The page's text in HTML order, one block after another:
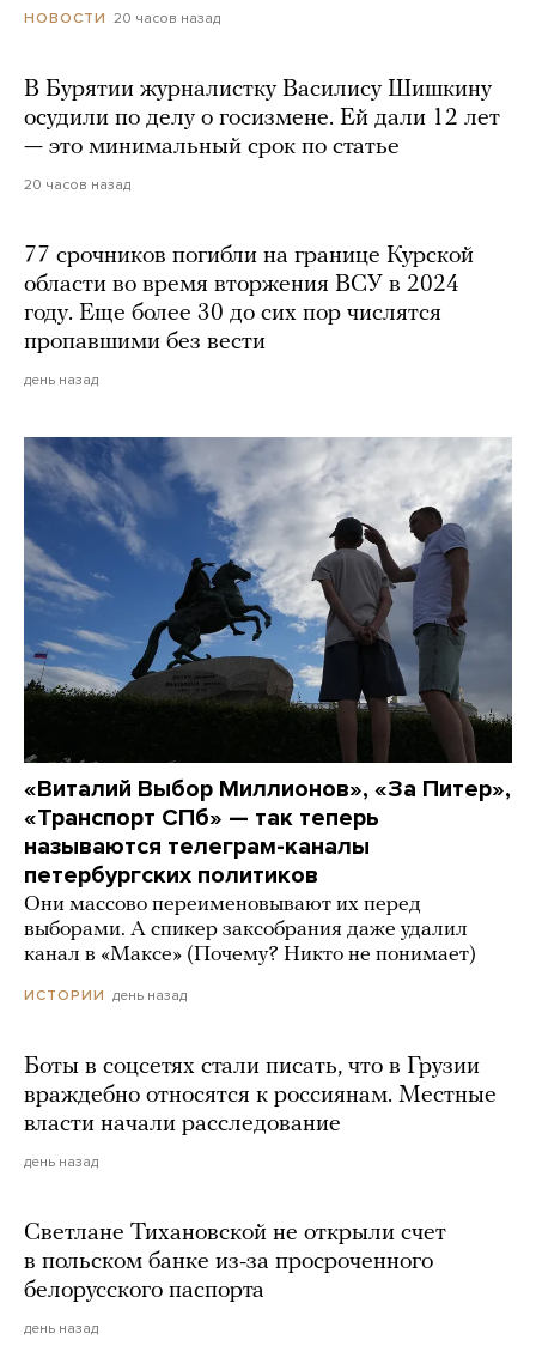
НОВОСТИ 20 часов назад
В Бурятии журналистку Василису Шишкину
осудили по делу о госизмене. Ей дали 12 лет
— это минимальный срок по статье
20 часов назад
77 срочников погибли на границе Курской
области во время вторжения ВСУ в 2024
году. Еще более 30 до сих пор числятся
пропавшими без вести
день назад
«Виталий Выбор Миллионов», «За Питер»,
«Транспорт СПб» — так теперь
называются телеграм-каналы
петербургских политиков
Они массово переименовывают их перед
выборами. А спикер заксобрания даже удалил
канал в «Максе» (Почему? Никто не понимает)
ИСТОРИИ день назад
Боты в соцсетях стали писать, что в Грузии
враждебно относятся к россиянам. Местные
власти начали расследование
день назад
Светлане Тихановской не открыли счет
в польском банке из-за просроченного
белорусского паспорта
день назад